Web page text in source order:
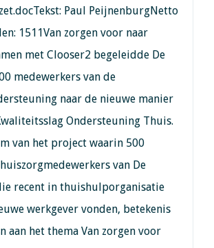
Paul PeijnenburgNetto
1511Van zorgen voor naar
met Clooser2 begeleidde De
medewerkers van de
naar de nieuwe manier
Ondersteuning Thuis.
van het project waarin 500
van De
recent in thuishulporganisatie
werkgever vonden, betekenis
aan het thema Van zorgen voor